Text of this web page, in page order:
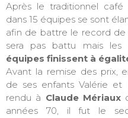
Après le traditionnel café
dans 15 équipes se sont
afin de battre le record de
sera pas battu mais
équipes finissent à
Avant la remise des prix,
de ses enfants Valérie
rendu à Claude Mériaux
années 70, il fut le